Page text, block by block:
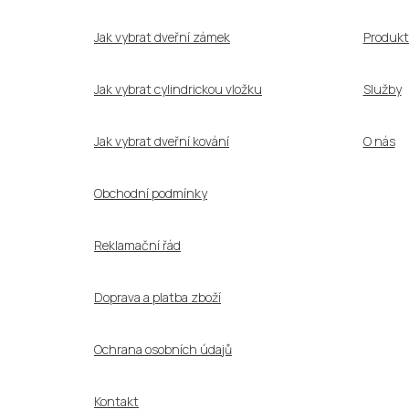
Jak vybrat dveřní zámek
Jak vybrat cylindrickou vložku
Jak vybrat dveřní kování
Obchodní podmínky
Reklamační řád
Doprava a platba zboží
Ochrana osobních údajů
Kontakt
Služby
O nás